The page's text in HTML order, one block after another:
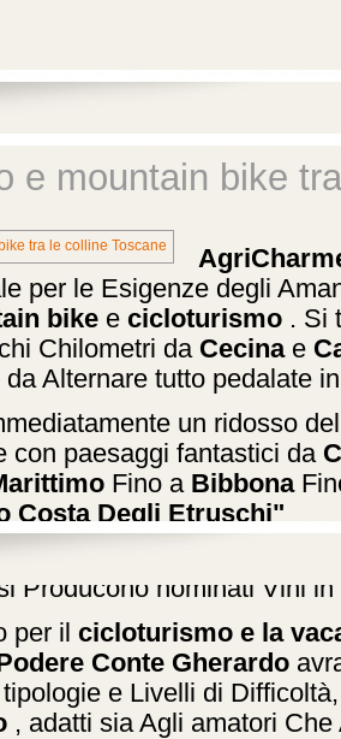
e mountain bike
per le Esigenze degli
bike e cicloturismo . Si
Chilometri da Cecinae
da Alternare tutto pedalate
un ridosso
con paesaggi fantastici da
Fino a Bibbona
Costa Degli Etruschi"
di Charme è Vicino A
Producono nominati Vini
per il cicloturismo e la
Conte Gherardo
e Livelli di
, adatti sia Agli amatori